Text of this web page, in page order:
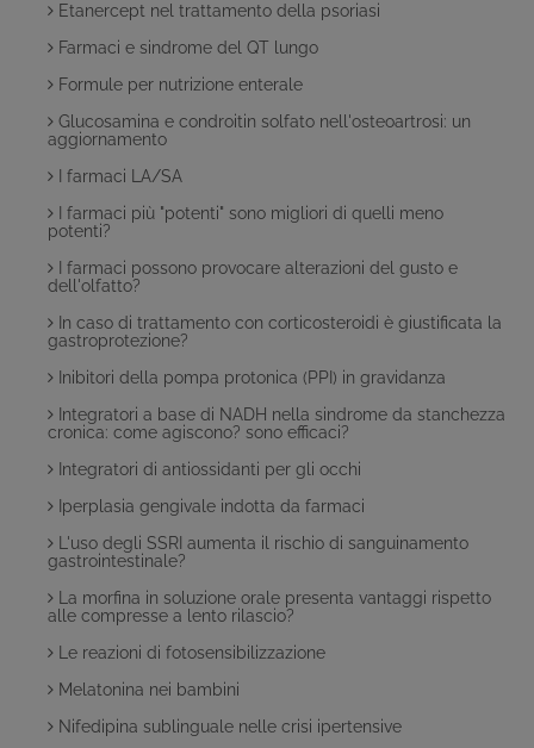
Etanercept nel trattamento della psoriasi
Farmaci e sindrome del QT lungo
Formule per nutrizione enterale
Glucosamina e condroitin solfato nell'osteoartrosi: un
aggiornamento
I farmaci LA/SA
I farmaci più "potenti" sono migliori di quelli meno
potenti?
I farmaci possono provocare alterazioni del gusto e
dell'olfatto?
In caso di trattamento con corticosteroidi è giustificata la
gastroprotezione?
Inibitori della pompa protonica (PPI) in gravidanza
Integratori a base di NADH nella sindrome da stanchezza
cronica: come agiscono? sono efficaci?
Integratori di antiossidanti per gli occhi
Iperplasia gengivale indotta da farmaci
L'uso degli SSRI aumenta il rischio di sanguinamento
gastrointestinale?
La morfina in soluzione orale presenta vantaggi rispetto
alle compresse a lento rilascio?
Le reazioni di fotosensibilizzazione
Melatonina nei bambini
Nifedipina sublinguale nelle crisi ipertensive